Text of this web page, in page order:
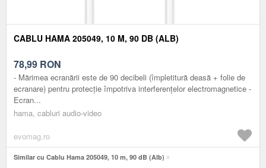
CABLU HAMA 205049, 10 M, 90 DB (ALB)
78,99 RON
- Mărimea ecranării este de 90 decibeli (împletitură deasă + folie de
ecranare) pentru protecție împotriva interferențelor electromagnetice -
Ecran...
hama, cabluri audio-video
evomag.ro
Similar cu Cablu Hama 205049, 10 m, 90 dB (Alb)